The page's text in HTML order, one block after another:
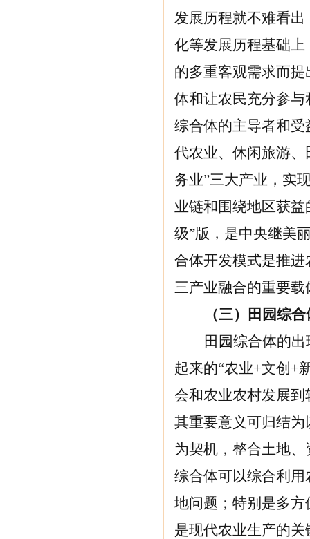
发展历程就不难看
化等发展历程基础
的多重客观需求而
体和让农民充分参
综合体的主导者和
代农业、休闲旅游
务业”三大产业，实
业链和围绕地区获
级”版，是中央继美
合体开发模式是推
三产业融合的重要载
（三）
田园综
田园综合体的
起来的“农业+文创+
会和农业农村发展
其重要意义可归结
为契机，整合土地
综合体可以综合利
地问题；特别是多
是现代农业生产的